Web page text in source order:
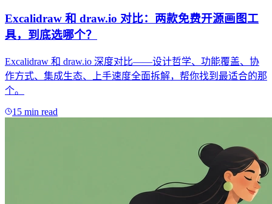
Excalidraw 和 draw.io 对比：两款免费开源画图工
具，到底选哪个？
Excalidraw 和 draw.io 深度对比——设计哲学、功能覆盖、协
作方式、集成生态、上手速度全面拆解，帮你找到最适合的那
个。
15 min read